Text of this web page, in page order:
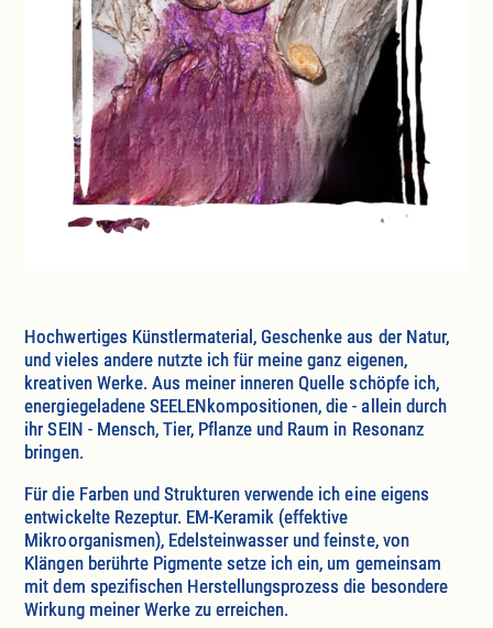
Hochwertiges Künstlermaterial, Geschenke aus der Natur,
und vieles andere nutzte ich für meine ganz eigenen,
kreativen Werke. Aus meiner inneren Quelle schöpfe ich,
energiegeladene SEELENkompositionen, die - allein durch
ihr SEIN - Mensch, Tier, Pflanze und Raum in Resonanz
bringen.
Für die Farben und Strukturen verwende ich eine eigens
entwickelte Rezeptur. EM-Keramik (effektive
Mikroorganismen), Edelsteinwasser und feinste, von
Klängen berührte Pigmente setze ich ein, um gemeinsam
mit dem spezifischen Herstellungsprozess die besondere
Wirkung meiner Werke zu erreichen.